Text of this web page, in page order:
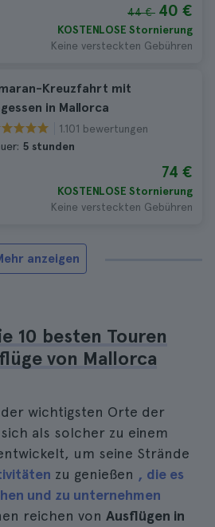
44 € 40 €
KOSTENLOSE Stornierung
Keine versteckten Gebühren
Kreuzfahrt mit
in Mallorca
1.101 bewertungen
5 stunden
74 €
KOSTENLOSE Stornierung
Keine versteckten Gebühren
anzeigen
10 besten Touren
von Mallorca
wichtigsten Orte der
als solcher zu einem
um seine Strände
zu genießen , die es
und zu unternehmen
reichen von Ausflügen in